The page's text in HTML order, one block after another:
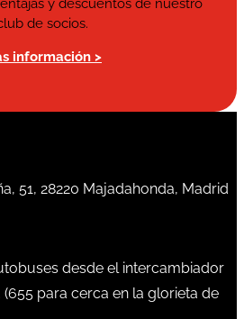
y descuentos de nuestro
de socios.
información >
51, 28220 Majadahonda, Madrid
desde el intercambiador
. (655 para cerca en la glorieta de